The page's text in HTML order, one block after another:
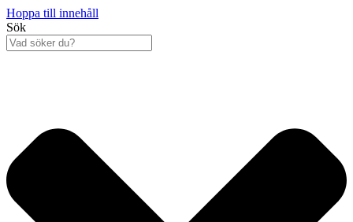
Hoppa till innehåll
Sök